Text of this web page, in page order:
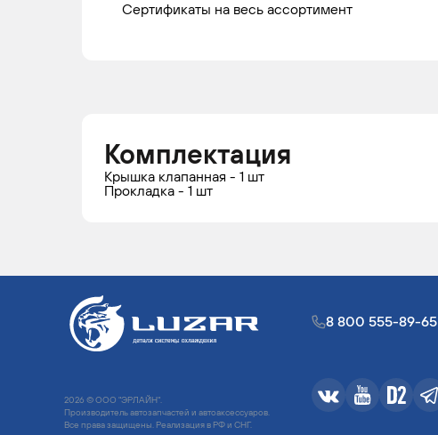
Сертификаты на весь ассортимент
Комплектация
Крышка клапанная - 1 шт
Прокладка - 1 шт
8 800 555-89-65
2026 © ООО "ЭРЛАЙН".
Производитель автозапчастей и автоаксессуаров.
Все права защищены. Реализация в РФ и СНГ.